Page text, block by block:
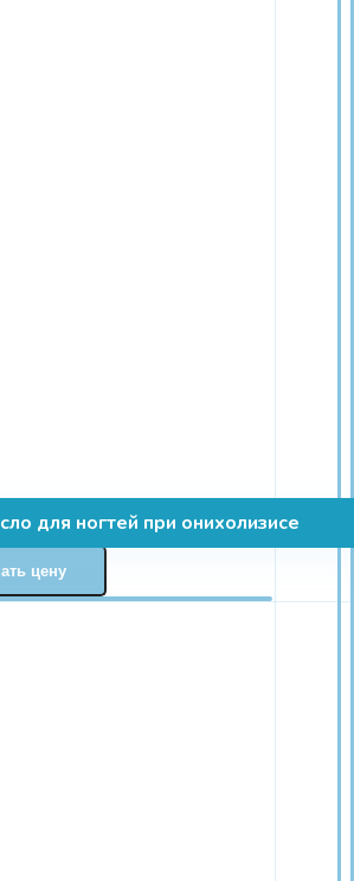
для ногтей при онихолизисе
цену